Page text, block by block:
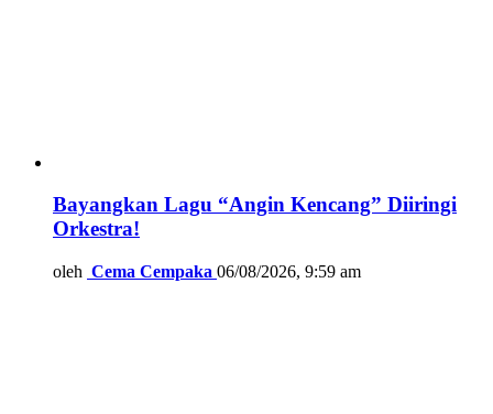
Bayangkan Lagu “Angin Kencang” Diiringi
Orkestra!
oleh Cema Cempaka 06/08/2026, 9:59 am